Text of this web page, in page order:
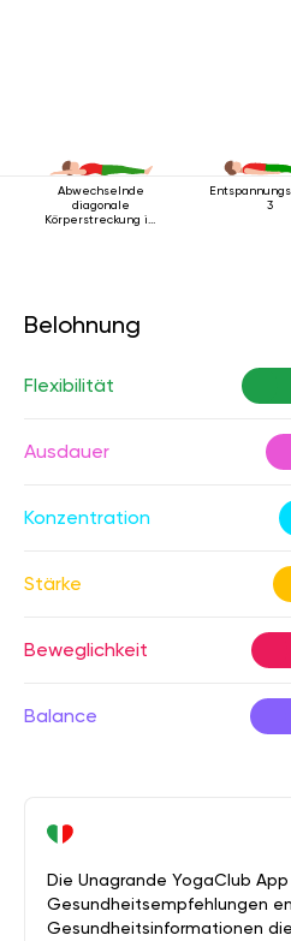
Abwechselnde
diagonale
Körperstreckung im
3
Belohnung
Flexibilität
Ausdauer
Konzentration
Stärke
Beweglichkeit
Balance
Die Unagrande YogaClub
Gesundheitsempfehlungen
Gesundheitsinformationen